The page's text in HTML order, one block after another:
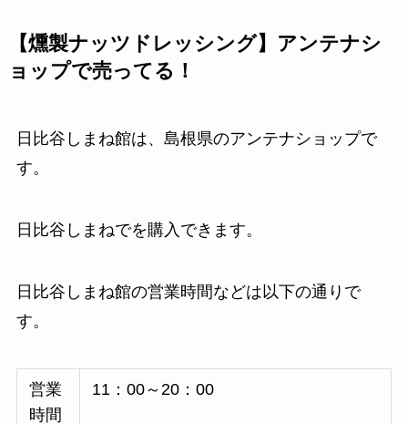
【燻製ナッツドレッシング】アンテナシ
ョップで売ってる！
日比谷しまね館は、島根県のアンテナショップで
す。
日比谷しまねでを購入できます。
日比谷しまね館の営業時間などは以下の通りで
す。
営業
時間
11：00～20：00